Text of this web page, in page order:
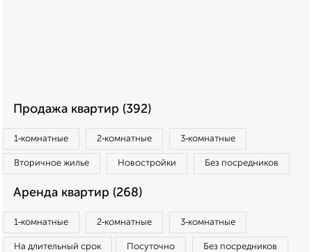
Продажа квартир (392)
1‑комнатные 2‑комнатные 3‑комнатные
Вторичное жилье Новостройки Без посредников
Аренда квартир (268)
1‑комнатные 2‑комнатные 3‑комнатные
На длительный срок Посуточно Без посредников